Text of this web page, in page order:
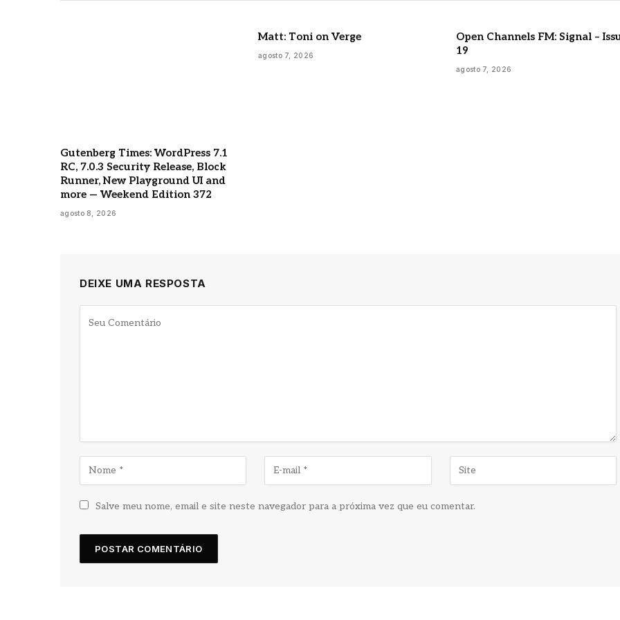
Gutenberg Times: WordPress 7.1
RC, 7.0.3 Security Release, Block
Runner, New Playground UI and
more — Weekend Edition 372
agosto 8, 2026
Matt: Toni on Verge
agosto 7, 2026
Open Channels FM: Signal –
19
agosto 7, 2026
DEIXE UMA RESPOSTA
Salve meu nome, email e site neste navegador para a próxima vez que eu comentar.